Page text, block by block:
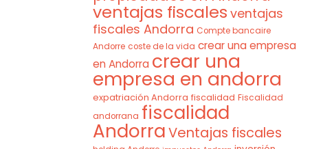
ventajas fiscales ventajas
fiscales Andorra Compte bancaire
Andorre coste de la vida crear una empresa
en Andorra crear una
empresa en andorra
expatriación Andorra fiscalidad Fiscalidad
andorrana fiscalidad
AndorraVentajas fiscales